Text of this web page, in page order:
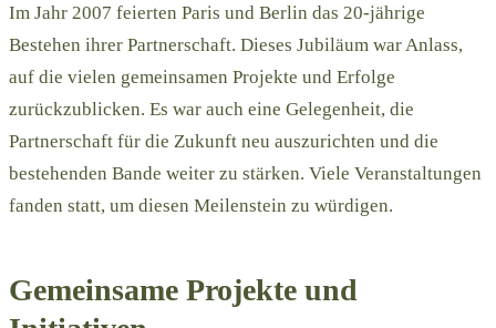
Im Jahr 2007 feierten Paris und Berlin das 20-jährige
Bestehen ihrer Partnerschaft. Dieses Jubiläum war Anlass,
auf die vielen gemeinsamen Projekte und Erfolge
zurückzublicken. Es war auch eine Gelegenheit, die
Partnerschaft für die Zukunft neu auszurichten und die
bestehenden Bande weiter zu stärken. Viele Veranstaltungen
fanden statt, um diesen Meilenstein zu würdigen.
Gemeinsame Projekte und